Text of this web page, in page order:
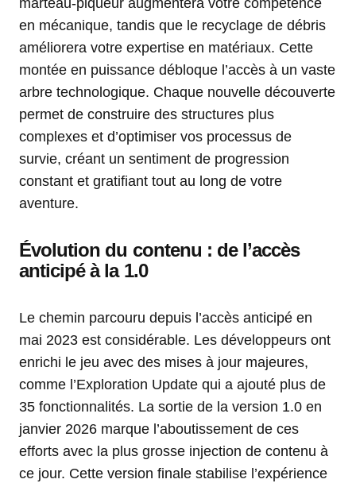
marteau-piqueur augmentera votre compétence
en mécanique, tandis que le recyclage de débris
améliorera votre expertise en matériaux. Cette
montée en puissance débloque l’accès à un vaste
arbre technologique. Chaque nouvelle découverte
permet de construire des structures plus
complexes et d’optimiser vos processus de
survie, créant un sentiment de progression
constant et gratifiant tout au long de votre
aventure.
Évolution du contenu : de l’accès
anticipé à la 1.0
Le chemin parcouru depuis l’accès anticipé en
mai 2023 est considérable. Les développeurs ont
enrichi le jeu avec des mises à jour majeures,
comme l’Exploration Update qui a ajouté plus de
35 fonctionnalités. La sortie de la version 1.0 en
janvier 2026 marque l’aboutissement de ces
efforts avec la plus grosse injection de contenu à
ce jour. Cette version finale stabilise l’expérience